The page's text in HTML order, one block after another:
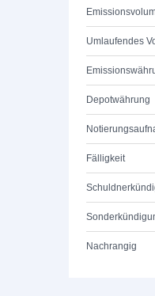
Umlaufendes
Depotwährung
Fälligkeit
Nachrangig